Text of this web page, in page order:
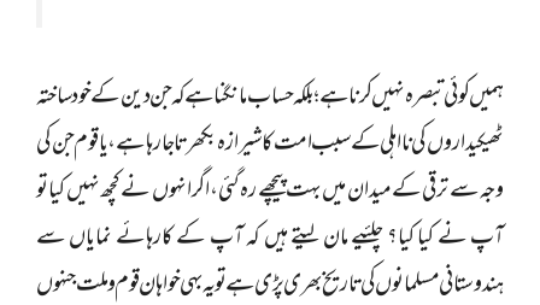
ہمیں کوئی تبصرہ نہیں کرنا ہے؛ بلکہ حساب مانگنا ہے کہ جن دین کے خود ساختہ
ٹھیکیداروں کی نا اہلی کے سبب امت کا شیرازہ بکھرتا جارہا ہے، یا قوم جن کی
وجہ سے ترقی کے میدان میں بہت پیچھے رہ گئی، اگر انہوں نے کچھ نہیں کیا تو
آپ نے کیا کیا؟ چلئیے مان لیتے ہیں کہ آپ کے کارہائے نمایاں سے
ہندوستانی مسلمانوں کی تاریخ بھری پڑی ہے تو یہ بہی خواہان قوم و ملت جنہوں